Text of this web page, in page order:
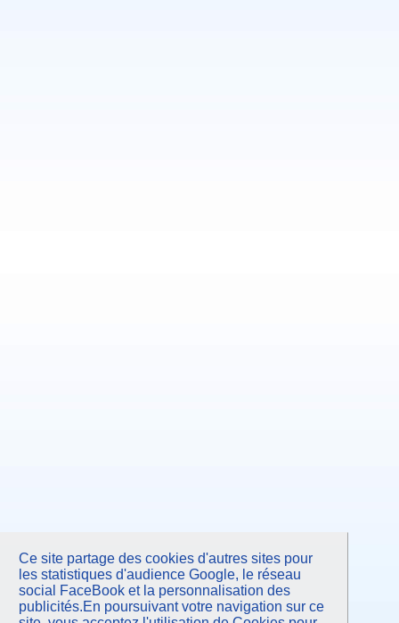
Ce site partage des cookies d'autres sites pour
les statistiques d'audience Google, le réseau
social FaceBook et la personnalisation des
publicités.En poursuivant votre navigation sur ce